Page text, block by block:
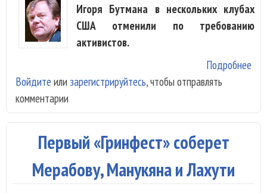
Игоря Бутмана в нескольких клубах
США отменили по требованию
активистов.
Подробнее
Войдите или зарегистрируйтесь, чтобы отправлять
комментарии
Первый «Гринфест» соберет
Мерабову, Манукяна и Лахути